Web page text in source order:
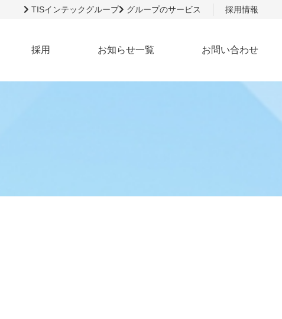
TISインテックグループ グループのサービス 採用情報
採用 お知らせ一覧 お問い合わせ